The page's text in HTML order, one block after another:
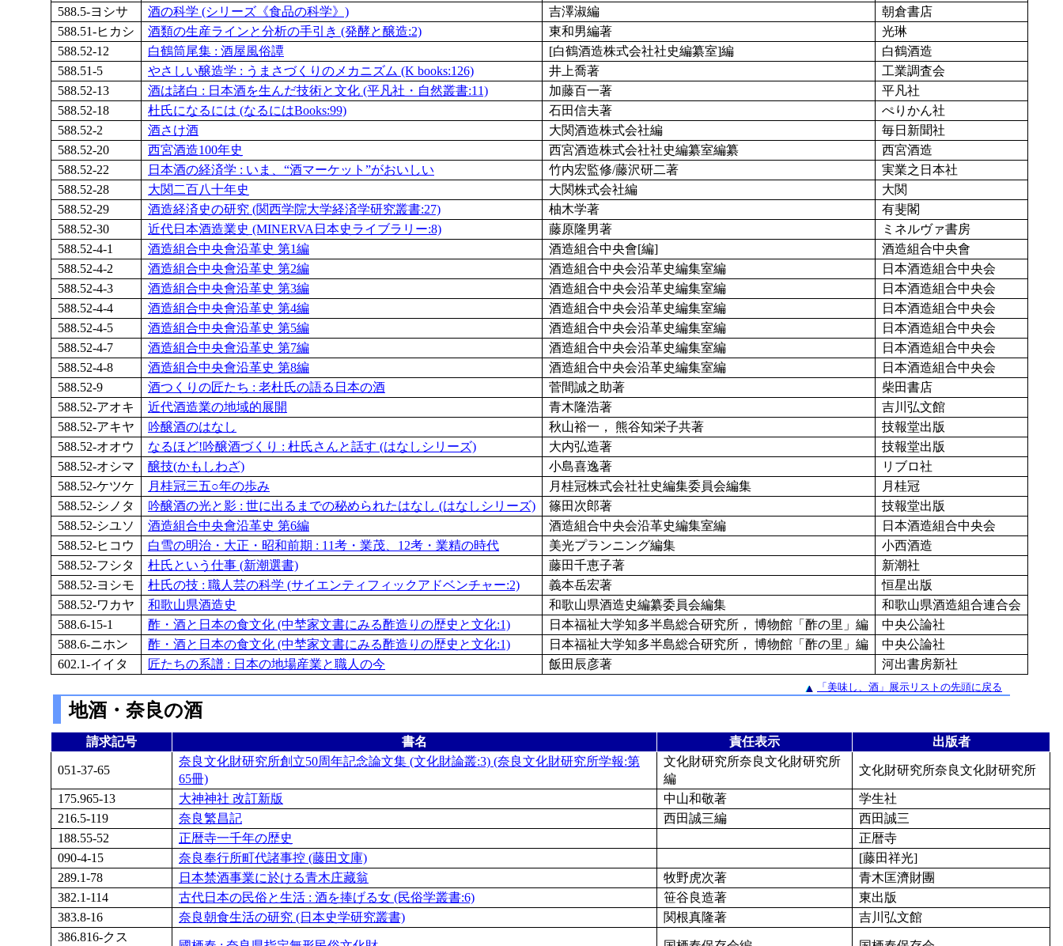
588.5-ヨシサ
酒の科学 (シリーズ《食品の科学》) 吉澤淑編
朝倉書店
588.51-ヒカシ
酒類の生産ラインと分析の手引き (発酵と醸造:2) 東和男編著
光琳
588.52-12
白鶴筒尾集 : 酒屋風俗譚 [白鶴酒造株式会社社史編纂室]編
白鶴酒造
588.51-5
やさしい醸造学 : うまさづくりのメカニズム (K books:126) 井上喬著
工業調査会
588.52-13
酒は諸白 : 日本酒を生んだ技術と文化 (平凡社・自然叢書:11) 加藤百一著
平凡社
588.52-18
杜氏になるには (なるにはBooks:99) 石田信夫著
ぺりかん社
588.52-2
酒さけ酒 大関酒造株式会社編
毎日新聞社
588.52-20
西宮酒造100年史 西宮酒造株式会社社史編纂室編纂
西宮酒造
588.52-22
日本酒の経済学 : いま、“酒マーケット”がおいしい 竹内宏監修/藤沢研二著
実業之日本社
588.52-28
大関二百八十年史 大関株式会社編
大関
588.52-29
酒造経済史の研究 (関西学院大学経済学研究叢書:27) 柚木学著
有斐閣
588.52-30
近代日本酒造業史 (MINERVA日本史ライブラリー:8) 藤原隆男著
ミネルヴァ書房
588.52-4-1
酒造組合中央會沿革史 第1編 酒造組合中央會[編]
酒造組合中央會
588.52-4-2
酒造組合中央會沿革史 第2編 酒造組合中央会沿革史編集室編
日本酒造組合中央会
588.52-4-3
酒造組合中央會沿革史 第3編 酒造組合中央会沿革史編集室編
日本酒造組合中央会
588.52-4-4
酒造組合中央會沿革史 第4編 酒造組合中央会沿革史編集室編
日本酒造組合中央会
588.52-4-5
酒造組合中央會沿革史 第5編 酒造組合中央会沿革史編集室編
日本酒造組合中央会
588.52-4-7
酒造組合中央會沿革史 第7編 酒造組合中央会沿革史編集室編
日本酒造組合中央会
588.52-4-8
酒造組合中央會沿革史 第8編 酒造組合中央会沿革史編集室編
日本酒造組合中央会
588.52-9
酒つくりの匠たち : 老杜氏の語る日本の酒 菅間誠之助著
柴田書店
588.52-アオキ
近代酒造業の地域的展開 青木隆浩著
吉川弘文館
588.52-アキヤ
吟醸酒のはなし 秋山裕一， 熊谷知栄子共著
技報堂出版
588.52-オオウ
なるほど!吟醸酒づくり : 杜氏さんと話す (はなしシリーズ) 大内弘造著
技報堂出版
588.52-オシマ
醸技(かもしわざ) 小島喜逸著
リブロ社
588.52-ケツケ
月桂冠三五○年の歩み 月桂冠株式会社社史編集委員会編集
月桂冠
588.52-シノタ
吟醸酒の光と影 : 世に出るまでの秘められたはなし (はなしシリーズ) 篠田次郎著
技報堂出版
588.52-シユソ
酒造組合中央會沿革史 第6編 酒造組合中央会沿革史編集室編
日本酒造組合中央会
588.52-ヒコウ
白雪の明治・大正・昭和前期 : 11考・業茂、12考・業精の時代 美光プランニング編集
小西酒造
588.52-フシタ
杜氏という仕事 (新潮選書) 藤田千恵子著
新潮社
588.52-ヨシモ
杜氏の技 : 職人芸の科学 (サイエンティフィックアドベンチャー:2) 義本岳宏著
恒星出版
588.52-ワカヤ
和歌山県酒造史 和歌山県酒造史編纂委員会編集
和歌山県酒造組合連合会
588.6-15-1
酢・酒と日本の食文化 (中埜家文書にみる酢造りの歴史と文化:1) 日本福祉大学知多半島総合研究所， 博物館「酢の里」編
中央公論社
588.6-ニホン
酢・酒と日本の食文化 (中埜家文書にみる酢造りの歴史と文化:1) 日本福祉大学知多半島総合研究所， 博物館「酢の里」編
中央公論社
602.1-イイタ
匠たちの系譜 : 日本の地場産業と職人の今 飯田辰彦著 河出書房新社
「美味し、酒」展示リストの先頭に戻る
地酒・奈良の酒
請求記号 書名 責任表示 出版者
051-37-65
奈良文化財研究所創立50周年記念論文集 (文化財論叢:3) (奈良文化財研究所学報:第
65冊)
文化財研究所奈良文化財研究所
編
文化財研究所奈良文化財研究所
175.965-13 大神神社 改訂新版 中山和敬著
学生社
216.5-119
奈良繁昌記 西田誠三編
西田誠三
188.55-52
正暦寺一千年の歴史
正暦寺
090-4-15
奈良奉行所町代諸事控 (藤田文庫)
[藤田祥光]
289.1-78
日本禁酒事業に於ける青木庄藏翁 牧野虎次著
青木匡濟財團
382.1-114
古代日本の民俗と生活 : 酒を捧げる女 (民俗学叢書:6) 笹谷良造著
東出版
383.8-16
奈良朝食生活の研究 (日本史学研究叢書) 関根真隆著
吉川弘文館
386.816-クス